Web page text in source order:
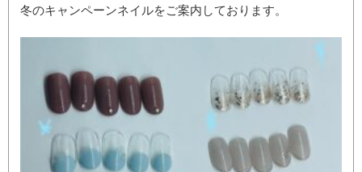
冬のキャンペーンネイルをご案内しております。